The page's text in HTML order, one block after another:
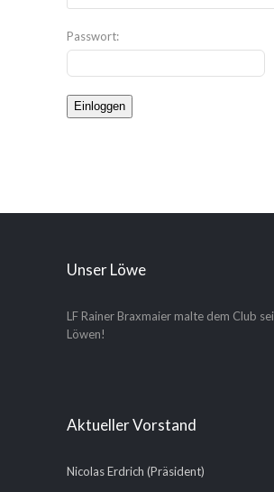
Passwort:
Unser Löwe
LF Rainer Braxmaier malte dem Club
Löwen!
Aktueller Vorstand
Nicolas Erdrich (Präsident)